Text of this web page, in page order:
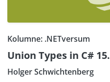
Kolumne: .NETversum
Union Types in C#
Holger Schwichtenberg